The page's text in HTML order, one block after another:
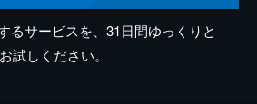
るサービスを、31日間ゆっくりと
お試しください。